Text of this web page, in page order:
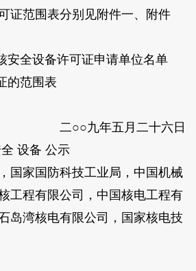
证范围表分别见附件一、附件
全设备许可证申请单位名单
范围表
二○○九年五月二十六日
设备 公示
国家国防科技工业局，中国机械
工程有限公司，中国核电工程有
岛湾核电有限公司，国家核电技